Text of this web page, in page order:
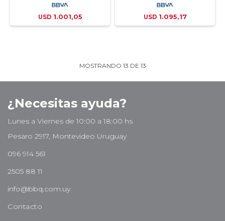
USD 1.001,05 USD 1.095,17
MOSTRANDO 13 DE 13
¿Necesitas ayuda?
Lunes a Viernes de 10:00 a 18:00 hs
Pesaro 2917, Montevideo Uruguay
096 914 561
2505 88 11
info@bbq.com.uy
Contacto